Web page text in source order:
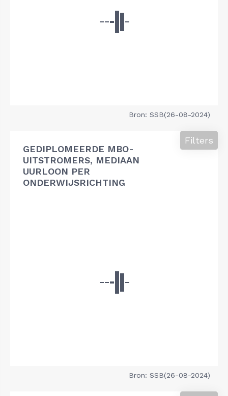
Bron: SSB(26-08-2024)
GEDIPLOMEERDE MBO-
UITSTROMERS, MEDIAAN
UURLOON PER
ONDERWIJSRICHTING
Filters
Bron: SSB(26-08-2024)